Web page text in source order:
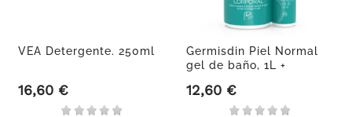
VEA Detergente. 250ml
Precio
16,60 €
Germisdin Piel Normal
gel de baño, 1L +
Precio
12,60 €